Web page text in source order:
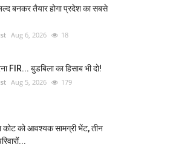
बनकर तैयार होगा प्रदेश का सबसे
Aug 6, 2026 18
FIR... बुडबिला का हिसाब भी दो!
Aug 5, 2026 179
कोट को आवश्यक सामग्री भेंट, तीन